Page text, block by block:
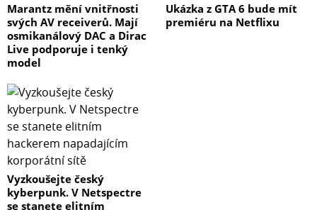
Marantz mění vnitřnosti
svých AV receiverů. Mají
osmikanálový DAC a Dirac
Live podporuje i tenký
model
Ukázka z GTA 6 bude mít
premiéru na Netflixu
Vyzkoušejte český
kyberpunk. V Netspectre
se stanete elitním